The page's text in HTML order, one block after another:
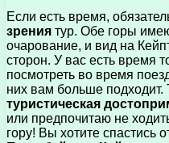
Если есть время,
зрения тур. Обе горы
очарование, и вид на
сторон. У вас есть время
посмотреть во время
них вам больше
туристическая
или предпочитаю не
гору! Вы хотите спастись